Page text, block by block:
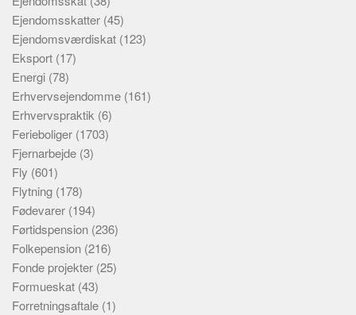
Ejendomsskatter (45)
Ejendomsværdiskat (123)
Eksport (17)
Energi (78)
Erhvervsejendomme (161)
Erhvervspraktik (6)
Ferieboliger (1703)
Fjernarbejde (3)
Fly (601)
Flytning (178)
Fødevarer (194)
Førtidspension (236)
Folkepension (216)
Fonde projekter (25)
Formueskat (43)
Forretningsaftale (1)